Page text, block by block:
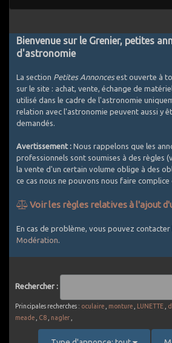
Bienvenue sur le Grenier, petites
d'astronomie
La section Petites Annoncesest ouverte à
sur le site : achat, vente, échange de
utilisé dans le cadre de l'astronomie
relation avec l'astronomie peuvent aussi y
demandés.
Avertissement : Nous rappelons que les
professionnels sont soumises à des règles
la vente d'un certain volume oblige à des
ce cas nous ne pouvons nous faire complice
Voir les règles relatives à l'ajout
Comment bien utiliser les Petites Annonces
possible l'objet de l'annonce
le matériel photographique si spécifique
filtres, intervallometre, objectifs avec
... ou packs comprenant au moins une
d'un usage astro). Le matériel photo
batteries, sacs de transport, ...). Une
En cas de problème, vous pouvez
Modération.
Rechercher :
Principales recherches : oculaire monture LUNETTE
meade
C8 nagler